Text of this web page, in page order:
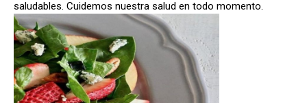
saludables. Cuidemos nuestra salud en todo momento.